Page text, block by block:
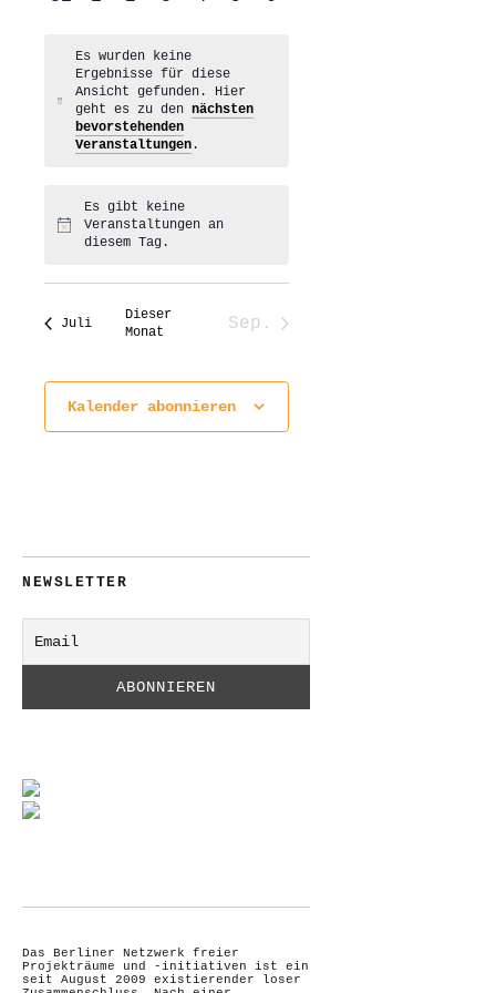
Hinweis
Es wurden keine
Ergebnisse für diese
Ansicht gefunden. Hier
geht es zu dennächsten
bevorstehenden
Veranstaltungen .
Hinweis
Es gibt keine
Veranstaltungen an
diesem Tag.
Juli
Dieser
Monat
Sep.
Kalender abonnieren
NEWSLETTER
Das Berliner Netzwerk freier
Projekträume und -initiativen ist ein
seit August 2009 existierender loser